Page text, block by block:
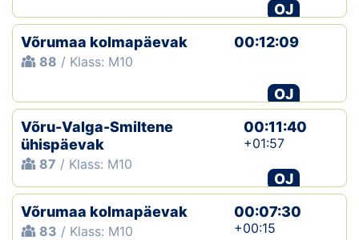
OJ
Võrumaa kolmapäevak
88 / Klass: M10
00:12:09
OJ
Võru-Valga-Smiltene
ühispäevak
87 / Klass: M10
00:11:40
+01:57
OJ
Võrumaa kolmapäevak
83 / Klass: M10
00:07:30
+00:15